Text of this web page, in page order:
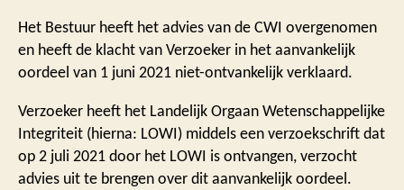
Het Bestuur heeft het advies van de CWI overgenomen
en heeft de klacht van Verzoeker in het aanvankelijk
oordeel van 1 juni 2021 niet-ontvankelijk verklaard.
Verzoeker heeft het Landelijk Orgaan Wetenschappelijke
Integriteit (hierna: LOWI) middels een verzoekschrift dat
op 2 juli 2021 door het LOWI is ontvangen, verzocht
advies uit te brengen over dit aanvankelijk oordeel.